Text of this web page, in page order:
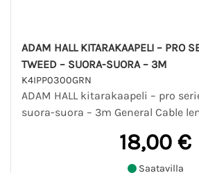
ADAM HALL KITARAKAAPELI – PRO
TWEED – SUORA-SUORA – 3M
K4IPP0300GRN
ADAM HALL kitarakaapeli – pro
suora-suora – 3m General Cable
18,00 €
Saatavilla